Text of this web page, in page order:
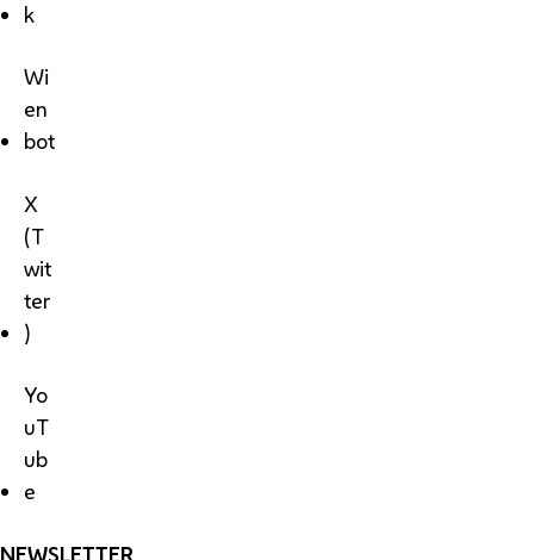
k
Wi
en
bot
X
(T
wit
ter
)
Yo
uT
ub
e
NEWSLETTER